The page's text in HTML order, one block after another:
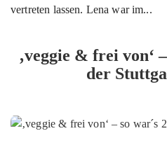
vertreten lassen. Lena war im...
‚veggie & frei von‘
der